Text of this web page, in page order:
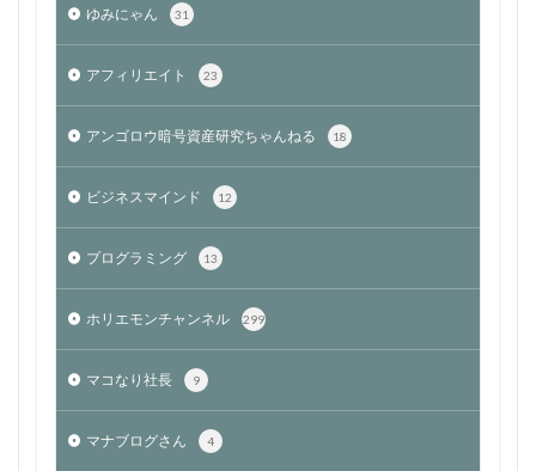
ゆみにゃん 31
アフィリエイト 23
アンゴロウ暗号資産研究ちゃんねる 18
ビジネスマインド 12
プログラミング 13
ホリエモンチャンネル 299
マコなり社長 9
マナブログさん 4